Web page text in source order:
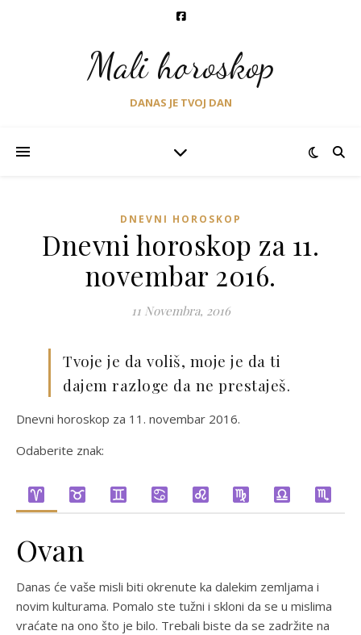
Mali horoskop
DANAS JE TVOJ DAN
DNEVNI HOROSKOP
Dnevni horoskop za 11.
novembar 2016.
11 Novembra, 2016
Tvoje je da voliš, moje je da ti
dajem razloge da ne prestaješ.
Dnevni horoskop za 11. novembar 2016.
Odaberite znak:
Ovan
Danas će vaše misli biti okrenute ka dalekim zemljama i
novim kulturama. Pomalo ste tužni i skloni da se u mislima
vraćate na ono što je bilo. Trebali biste da se zadržite na